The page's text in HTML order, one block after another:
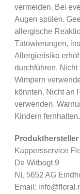
vermeiden. Bei
Augen spülen.
allergische
Tätowierungen,
Allergierisiko
durchführen. Nicht
Wimpern
könnten. Nicht an
verwenden.
Kindern fernhalten.
Produkthersteller
Kappersservice
De Witbogt 9
NL 5652 AG
Email: